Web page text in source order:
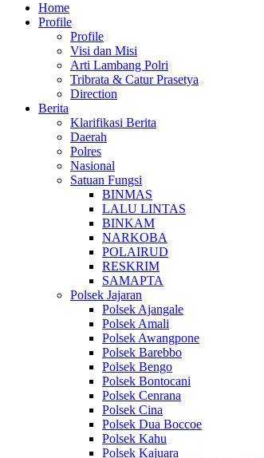
Home
Profile
Profile
Visi dan Misi
Arti Lambang Polri
Tribrata & Catur Prasetya
Direction
Berita
Klarifikasi Berita
Daerah
Polres
Nasional
Satuan Fungsi
BINMAS
LALU LINTAS
BINKAM
NARKOBA
POLAIRUD
RESKRIM
SAMAPTA
Polsek Jajaran
Polsek Ajangale
Polsek Amali
Polsek Awangpone
Polsek Barebbo
Polsek Bengo
Polsek Bontocani
Polsek Cenrana
Polsek Cina
Polsek Dua Boccoe
Polsek Kahu
Polsek Kajuara